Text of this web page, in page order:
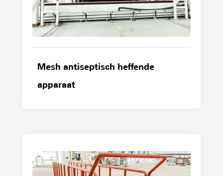
Mesh antiseptisch heffende
apparaat